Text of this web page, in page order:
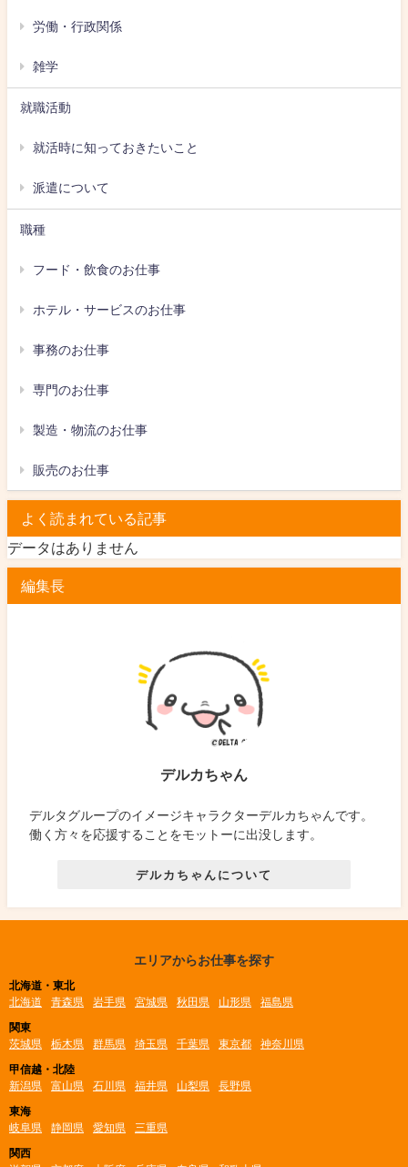
労働・行政関係
雑学
就職活動
就活時に知っておきたいこと
派遣について
職種
フード・飲食のお仕事
ホテル・サービスのお仕事
事務のお仕事
専門のお仕事
製造・物流のお仕事
販売のお仕事
よく読まれている記事
データはありません
編集長
デルカちゃん
デルタグループのイメージキャラクターデルカちゃんです。
働く方々を応援することをモットーに出没します。
デルカちゃんについて
エリアからお仕事を探す
北海道・東北
北海道
青森県 岩手県 宮城県 秋田県 山形県 福島県
関東
茨城県
栃木県 群馬県 埼玉県 千葉県 東京都 神奈川県
甲信越・北陸
新潟県
富山県 石川県 福井県 山梨県 長野県
東海
岐阜県
静岡県 愛知県 三重県
関西